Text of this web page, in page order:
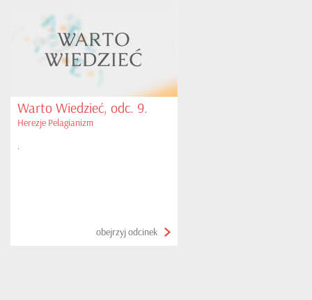
Warto Wiedzieć, odc. 9.
Herezje Pelagianizm
.
obejrzyj odcinek